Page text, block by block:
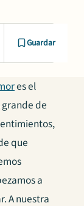
Guardar
es el
grande de
que
a
A nuestra